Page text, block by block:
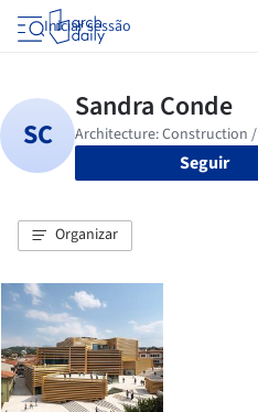
Iniciar sessão
Seguir
Organizar